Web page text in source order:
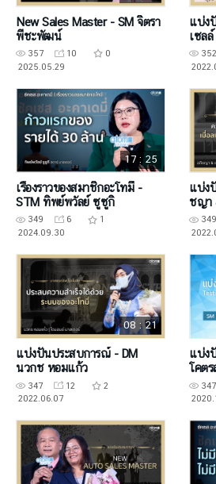
New Sales Master - SM จิตรา
พีชะพัฒน์
357 10
0
2025.05.29
แบ่ง
เซล
2565
352
17 : 25
เรื่องราวของสมาชิกอะโทมี่ -
STM ทิพย์พวัลย์ ซูซูกิ
349 6
1
2024.09.30
แบ่ง
ชญา
349
08 : 21
แบ่งปันประสบการณ์ - DM
นวกช หอมแก้ว
347 12
2
2022.06.07
แบ่ง
โคต
347